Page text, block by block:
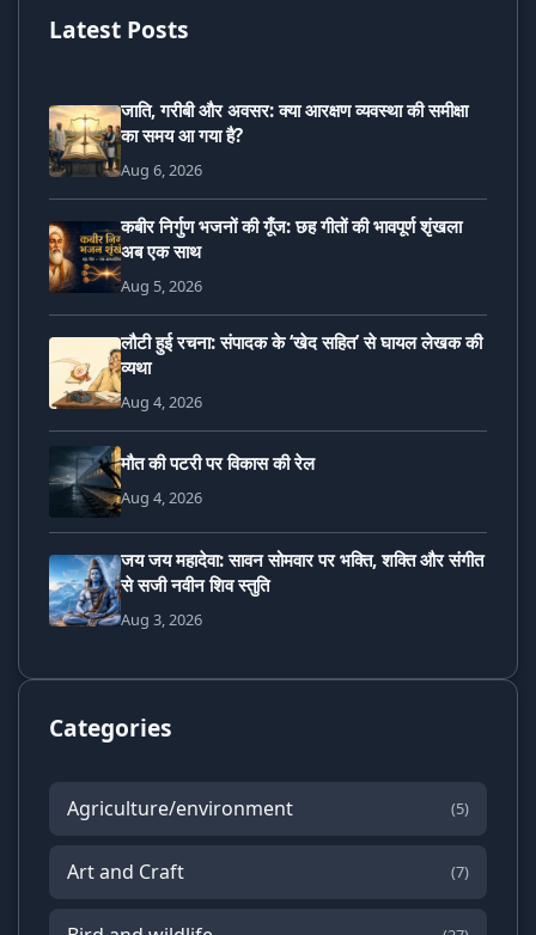
Latest Posts
जाति, गरीबी और अवसर: क्या आरक्षण व्यवस्था की समीक्षा
का समय आ गया है?
Aug 6, 2026
कबीर निर्गुण भजनों की गूँज: छह गीतों की भावपूर्ण शृंखला
अब एक साथ
Aug 5, 2026
लौटी हुई रचना: संपादक के ‘खेद सहित’ से घायल लेखक की
व्यथा
Aug 4, 2026
मौत की पटरी पर विकास की रेल
Aug 4, 2026
जय जय महादेवा: सावन सोमवार पर भक्ति, शक्ति और संगीत
से सजी नवीन शिव स्तुति
Aug 3, 2026
Categories
Agriculture/environment (5)
Art and Craft (7)